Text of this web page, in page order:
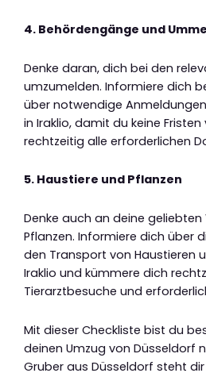
4. Behördengänge und
Denke daran, dich bei den
umzumelden. Informiere dich
über notwendige
in Iraklio, damit du keine
rechtzeitig alle erforderlichen
5. Haustiere und Pflanzen
Denke auch an deine geliebten
Pflanzen. Informiere dich über
den Transport von Haustieren
Iraklio und kümmere dich
Tierarztbesuche und
Mit dieser Checkliste bist du
deinen Umzug von Düsseldorf
Gruber aus Düsseldorf steht